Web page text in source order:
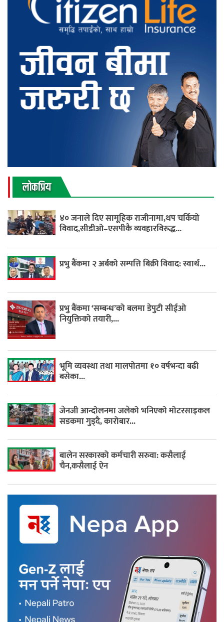
लाेकप्रिय
४० जनाले दिए सामूहिक राजीनामा,थप चर्कियो
विवाद,सीडीओ–एसपीकै व्यवहारविरुद्ध...
प्रभु बैंकमा २ अर्बको सम्पत्ति बिक्री विवाद: स्वार्थ...
प्रभु बैंकमा ‘सम्बन्ध’को बलमा डेपुटी सीईओ
नियुक्तिको तयारी,...
भूमि व्यवस्था तथा मालपोतमा १० वर्षभन्दा बढी
बसेका...
जेनजी आन्दोलनमा जलेको भनिएको मोटरसाइकल
सडकमा गुड्दै, कारोबार...
बालेन सरकारको कर्मचारी सरुवा: कसैलाई
चैन,कसैलाई ऐन